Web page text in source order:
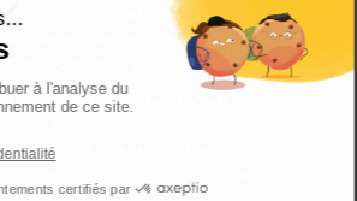
pouvez déposer votre réclamation sur son site
ou par voie postale en écrivant à :
CONSOMMATION DÉVELOPPEMENT
L’HORIZON – ESPLANADE DE FRANCE